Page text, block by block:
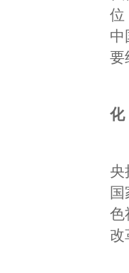
位
中
要
化
央
色
改